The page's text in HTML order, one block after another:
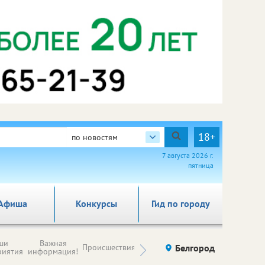
по новостям 18+
7 августа 2026 г.
пятница
Гид по городу
Конкурсы
Важная
информация! Происшествия Здоровье компаний (на
правах
Белгород